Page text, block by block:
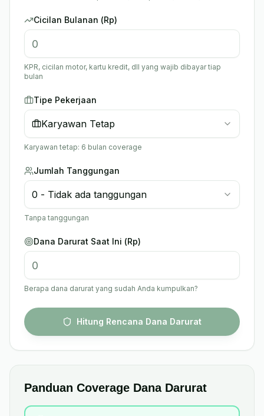
Cicilan Bulanan (Rp)
KPR, cicilan motor, kartu kredit, dll yang wajib dibayar tiap
bulan
Tipe Pekerjaan
Karyawan Tetap
Karyawan tetap: 6 bulan coverage
Jumlah Tanggungan
0 - Tidak ada tanggungan
Tanpa tanggungan
Dana Darurat Saat Ini (Rp)
Berapa dana darurat yang sudah Anda kumpulkan?
Hitung Rencana Dana Darurat
Panduan Coverage Dana Darurat